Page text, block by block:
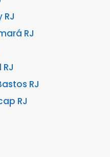
RJ
RJ
RJ